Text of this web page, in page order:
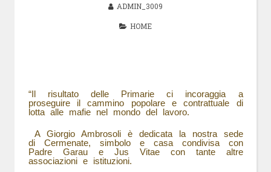
ADMIN_3009
HOME
“Il risultato delle Primarie ci incoraggia a
proseguire il cammino popolare e contrattuale di
lotta alle mafie nel mondo del lavoro.
A Giorgio Ambrosoli è dedicata la nostra sede
di Cermenate, simbolo e casa condivisa con
Padre Garau e Jus Vitae con tante altre
associazioni e istituzioni.